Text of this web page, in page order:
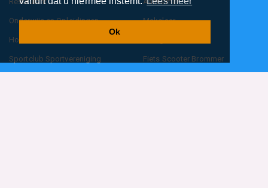
Ok
Onderwijs en Opleidingen Makelaar
Hovenier
Sportclub Sportvereniging Fiets Scooter Brommer